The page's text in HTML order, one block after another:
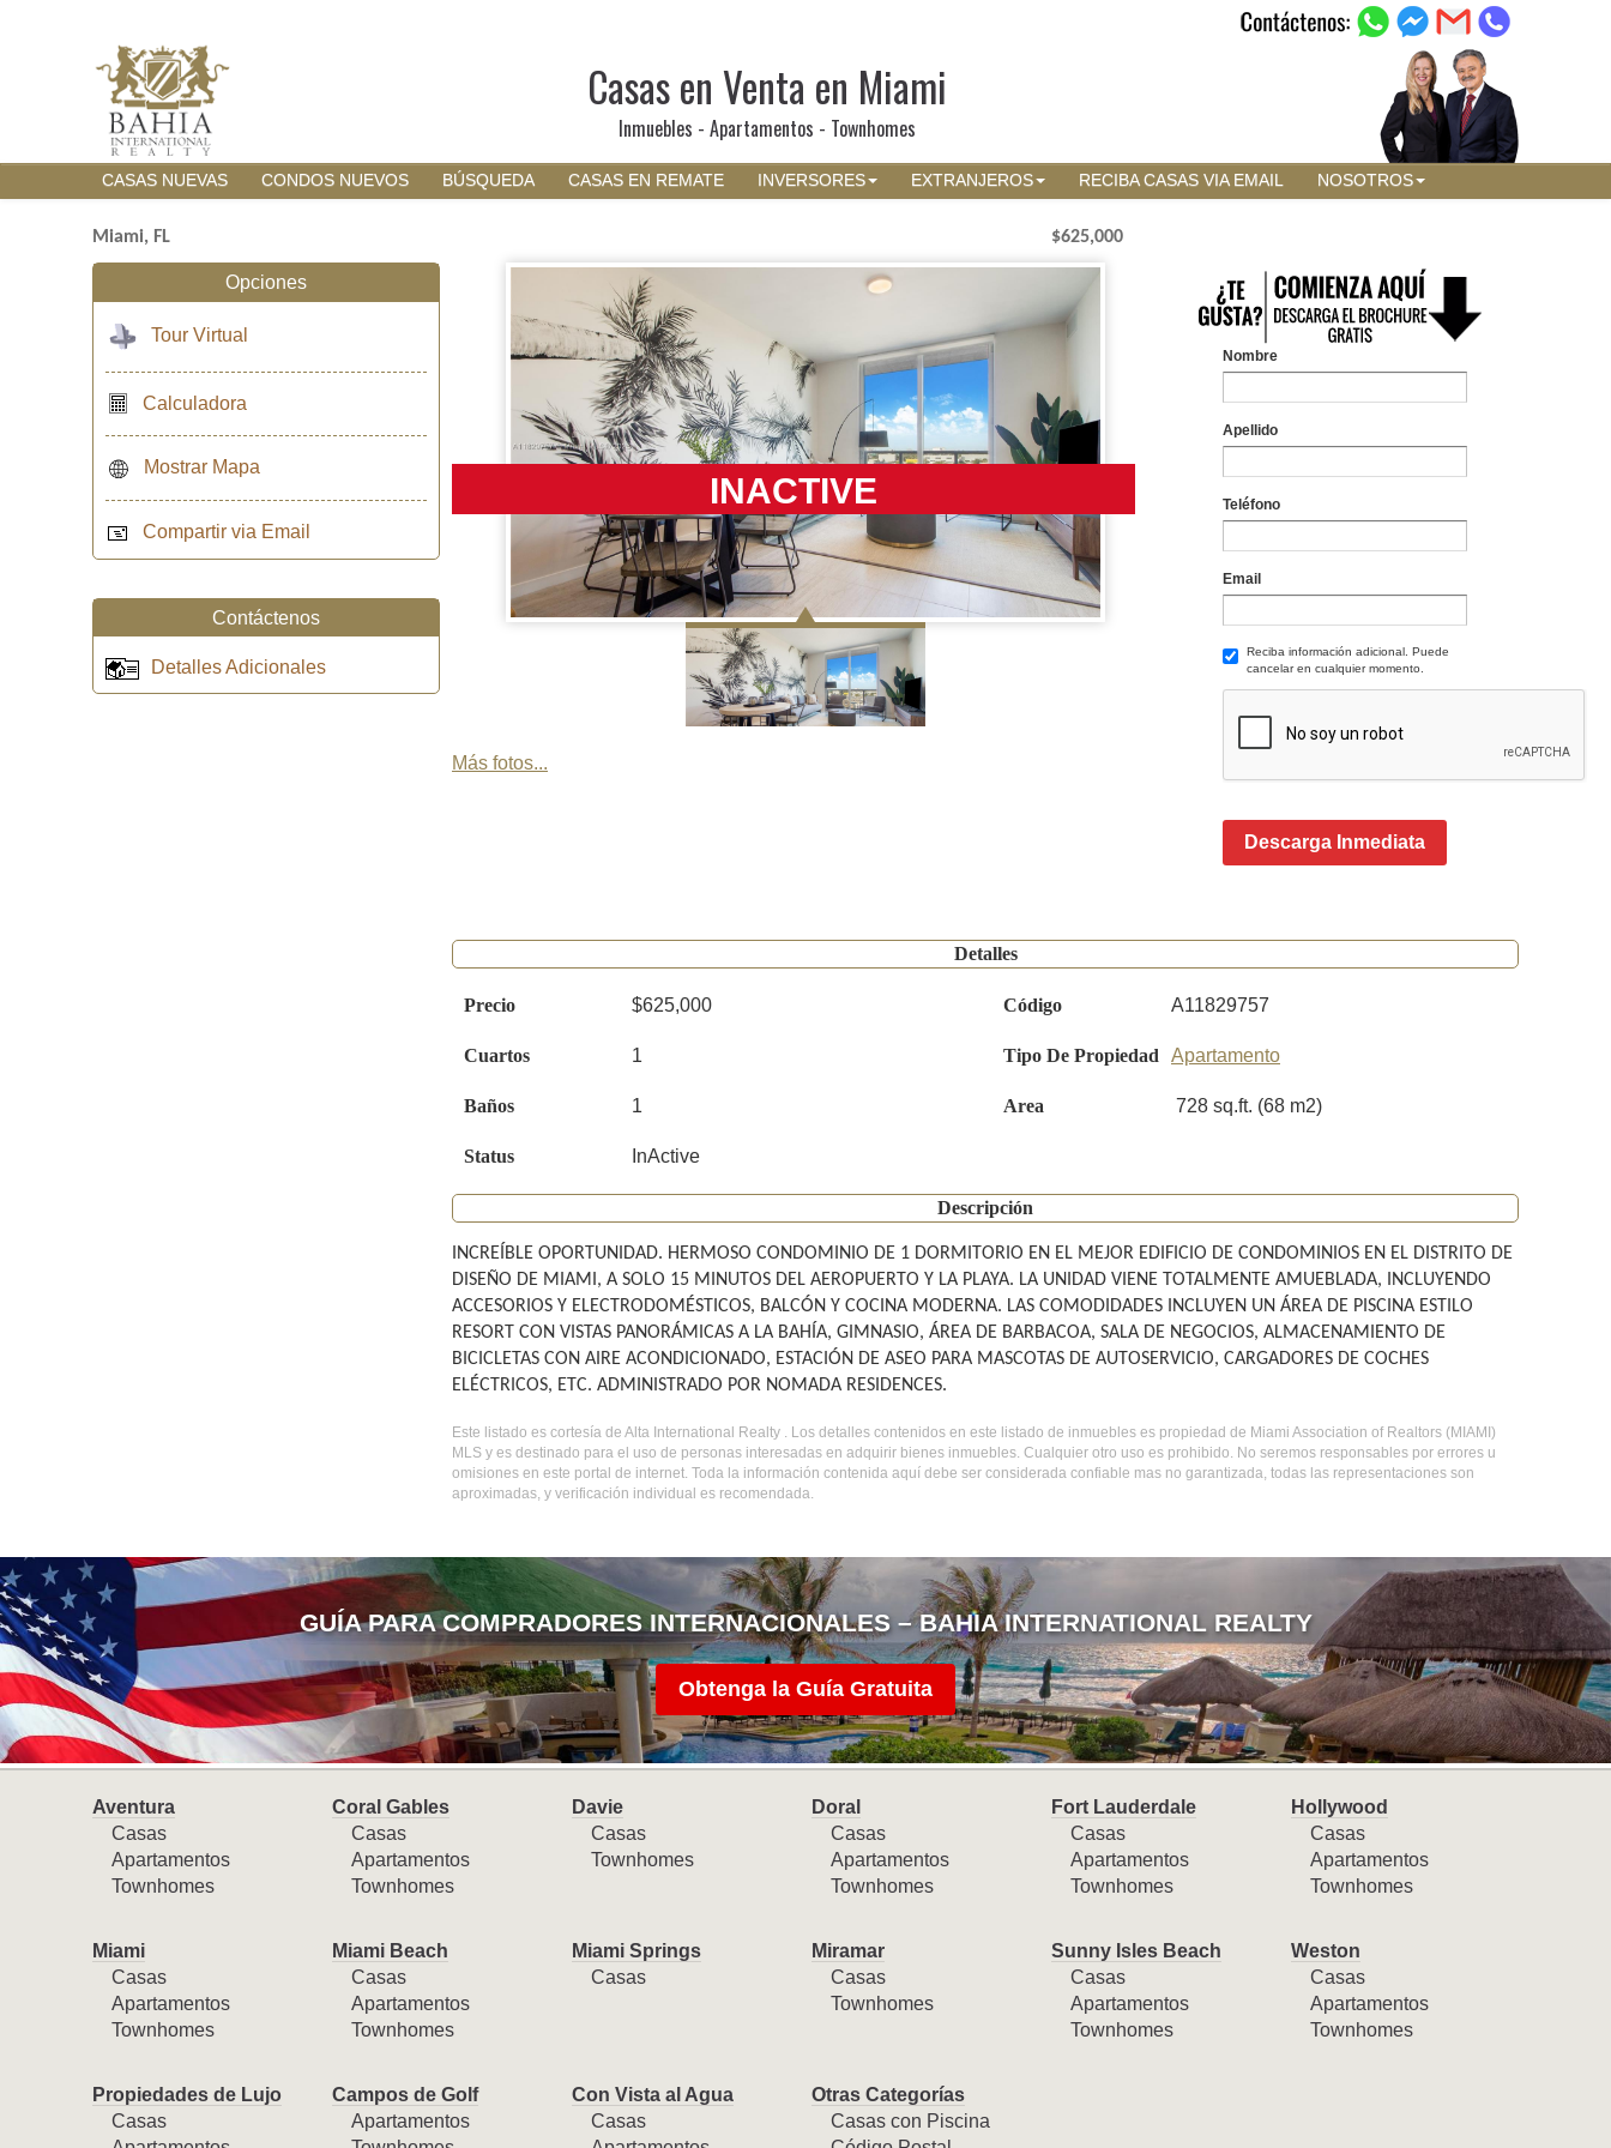
Casas en Venta en Miami
Inmuebles - Apartamentos - Townhomes
CASAS NUEVAS CONDOS NUEVOS BÚSQUEDA CASAS EN REMATE INVERSORES EXTRANJEROS RECIBA CASAS VIA EMAIL NOSOTROS
Miami, FL $625,000
INACTIVE
Más fotos...
Nombre
Apellido
Teléfono
Email
Reciba información adicional. Puede
cancelar en cualquier momento.
Descarga Inmediata
Detalles
Precio $625,000 Código A11829757
Cuartos 1 Tipo De Propiedad Apartamento
Baños 1 Area 728 sq.ft. (68 m2)
Status InActive
Descripción
INCREÍBLE OPORTUNIDAD. HERMOSO CONDOMINIO DE 1 DORMITORIO EN EL MEJOR EDIFICIO DE CONDOMINIOS EN EL DISTRITO DE
DISEÑO DE MIAMI, A SOLO 15 MINUTOS DEL AEROPUERTO Y LA PLAYA. LA UNIDAD VIENE TOTALMENTE AMUEBLADA, INCLUYENDO
ACCESORIOS Y ELECTRODOMÉSTICOS, BALCÓN Y COCINA MODERNA. LAS COMODIDADES INCLUYEN UN ÁREA DE PISCINA ESTILO
RESORT CON VISTAS PANORÁMICAS A LA BAHÍA, GIMNASIO, ÁREA DE BARBACOA, SALA DE NEGOCIOS, ALMACENAMIENTO DE
BICICLETAS CON AIRE ACONDICIONADO, ESTACIÓN DE ASEO PARA MASCOTAS DE AUTOSERVICIO, CARGADORES DE COCHES
ELÉCTRICOS, ETC. ADMINISTRADO POR NOMADA RESIDENCES.
Este listado es cortesía de Alta International Realty . Los detalles contenidos en este listado de inmuebles es propiedad de Miami Association of Realtors (MIAMI)
MLS y es destinado para el uso de personas interesadas en adquirir bienes inmuebles. Cualquier otro uso es prohibido. No seremos responsables por errores u
omisiones en este portal de internet. Toda la información contenida aquí debe ser considerada confiable mas no garantizada, todas las representaciones son
aproximadas, y verificación individual es recomendada.
Opciones
Tour Virtual
Calculadora
Mostrar Mapa
Compartir via Email
Contáctenos
Detalles Adicionales
GUÍA PARA COMPRADORES INTERNACIONALES – BAHIA INTERNATIONAL REALTY
Obtenga la Guía Gratuita
Aventura
Casas
Apartamentos
Townhomes
Coral Gables
Casas
Apartamentos
Townhomes
Davie
Casas
Townhomes
Doral
Casas
Apartamentos
Townhomes
Fort Lauderdale
Casas
Apartamentos
Townhomes
Hollywood
Casas
Apartamentos
Townhomes
Miami
Casas
Apartamentos
Townhomes
Miami Beach
Casas
Apartamentos
Townhomes
Miami Springs
Casas
Miramar
Casas
Townhomes
Sunny Isles Beach
Casas
Apartamentos
Townhomes
Weston
Casas
Apartamentos
Townhomes
Propiedades de Lujo
Casas
Campos de Golf
Apartamentos
Con Vista al Agua
Casas
Otras Categorías
Casas con Piscina